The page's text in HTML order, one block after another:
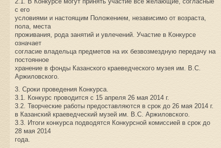
с его
условиями и настоящим Положением, независимо от возраста,
пола, места
проживания, рода занятий и увлечений. Участие в Конкурсе
означает
согласие владельца предметов на их безвозмездную передачу на
постоянное
хранение в фонды Казанского краеведческого музея им. В.С.
Аржиловского.
3. Сроки проведения Конкурса.
3.1. Конкурс проводится с 15 апреля 26 мая 2014 г.
3.2. Творческие работы предоставляются в срок до 26 мая 2014 г.
в Казанский краеведческий музей им. В.С. Аржиловского.
3.3. Итоги конкурса подводятся Конкурсной комиссией в срок до
28 мая 2014
года.